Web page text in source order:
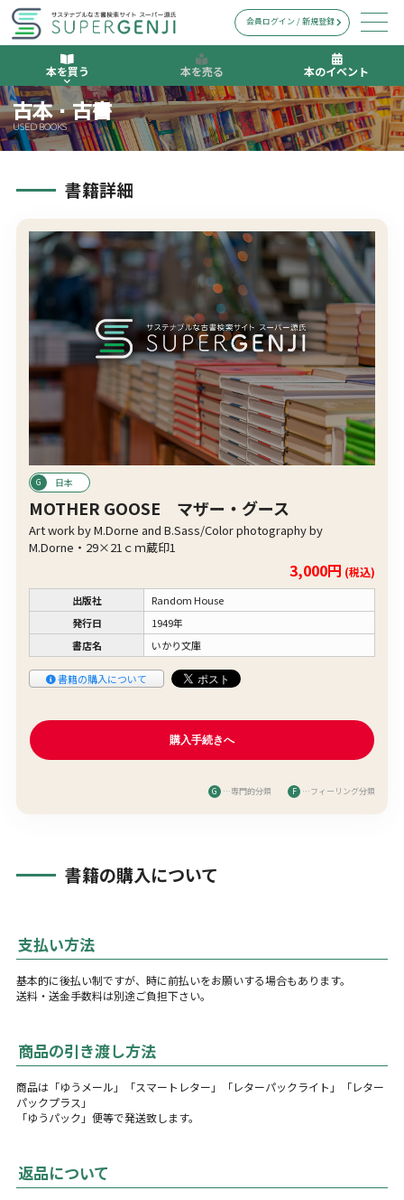
本を買う 本を売る 本のイベント
会員ログイン / 新規登録
古本・古書
USED BOOKS
書籍詳細
日本
MOTHER GOOSE マザー・グース
Art work by M.Dorne and B.Sass/Color photography by
M.Dorne・29×21ｃｍ蔵印1
3,000円 (税込)
出版社
Random House
発行日
1949年
書店名
いかり文庫
書籍の購入について
G …専門的分類 F …フィーリング分類
書籍の購入について
支払い方法
基本的に後払い制ですが、時に前払いをお願いする場合もあります。
送料・送金手数料は別途ご負担下さい。
商品の引き渡し方法
商品は「ゆうメール」「スマートレター」「レターパックライト」「レター
パックプラス」
「ゆうパック」便等で発送致します。
返品について